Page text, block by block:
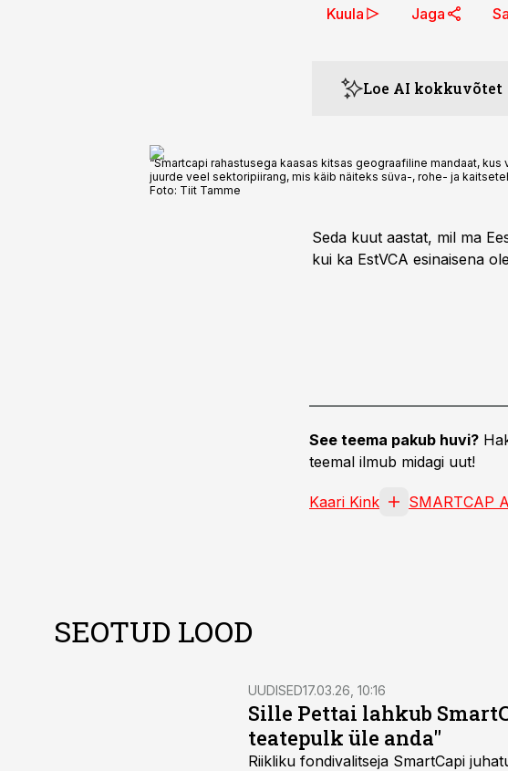
Kuula Jaga
Loe AI kokkuvõtet
“Smartcapi rahastusega kaasas kitsas geograafiline mandaat,
juurde veel sektoripiirang, mis käib näiteks süva-, rohe- ja
Foto: Tiit Tamme
Seda kuut aastat, mil ma
kui ka EstVCA esinaisena
See teema pakub huvi?
teemal ilmub midagi uut!
Kaari Kink SMARTCAP
SEOTUD LOOD
UUDISED17.03.26, 10:16
Sille Pettai lahkub
teatepulk üle anda"
Riikliku fondivalitseja SmartCapi